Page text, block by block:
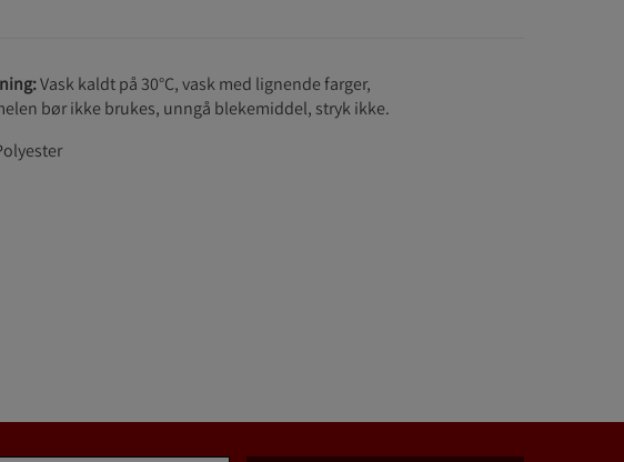
Vask kaldt på 30°C, vask med lignende farger,
bør ikke brukes, unngå blekemiddel, stryk ikke.